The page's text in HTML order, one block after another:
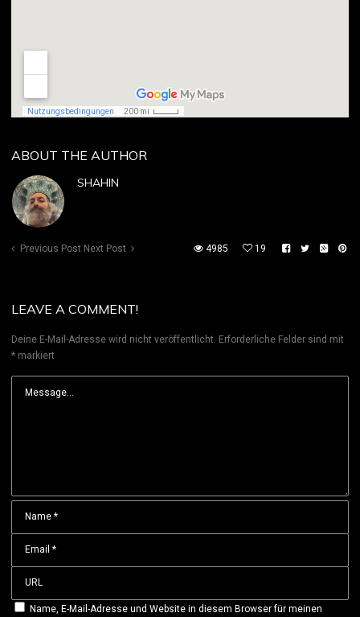
ABOUT THE AUTHOR
SHAHIN
Previous Post Next Post 4985 19
LEAVE A COMMENT!
Deine E-Mail-Adresse wird nicht veröffentlicht. Erforderliche Felder sind mit
* markiert
Name, E-Mail-Adresse und Website in diesem Browser für meinen